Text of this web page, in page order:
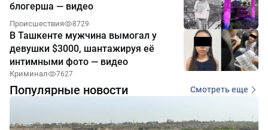
блогерша — видео
Происшествия 8729
В Ташкенте мужчина вымогал у
девушки $3000, шантажируя её
интимными фото — видео
Криминал 7627
Популярные новости Смотреть еще